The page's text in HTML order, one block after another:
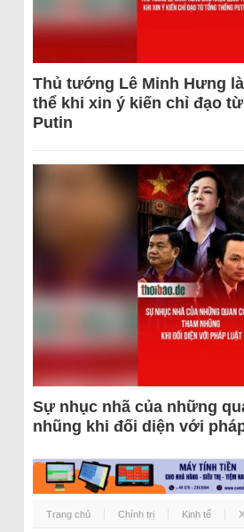
Thủ tướng Lê Minh Hưng
thể khi xin ý kiến chỉ đạo
Putin
Sự nhục nhã của những
nhũng khi đối diện với
Trang chủ Chính trị Kinh tế